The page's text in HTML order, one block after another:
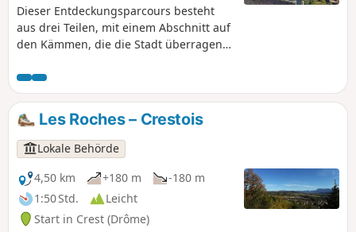
Dieser Entdeckungsparcours besteht
aus drei Teilen, mit einem Abschnitt auf
den Kämmen, die die Stadt überragen
von einem angenehmen Spaziergang
am Ufer der Drôme. Der Rundweg endet
mit einer kurzen touristischen Route
durch das Labyrinth der Altstadt. Der
Höhepunkt dieser Entdeckungstour
durch Crest ist der Besuch des Turms,
dem höchsten Bergfried Frankreichs:
Zögern Sie nicht, einen Besuch
einzuplanen.
Les Roches – Crestois
Lokale Behörde
4,50 km
+180 m
-180 m
1:50 Std.
Leicht
Start in Crest (Drôme)